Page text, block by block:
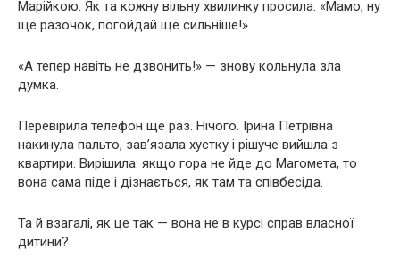
Марійкою. Як та кожну вільну хвилинку просила: «Мамо, ну
ще разочок, погойдай ще сильніше!».
«А тепер навіть не дзвонить!» — знову кольнула зла
думка.
Перевірила телефон ще раз. Нічого. Ірина Петрівна
накинула пальто, зав’язала хустку і рішуче вийшла з
квартири. Вирішила: якщо гора не йде до Магомета, то
вона сама піде і дізнається, як там та співбесіда.
Та й взагалі, як це так — вона не в курсі справ власної
дитини?